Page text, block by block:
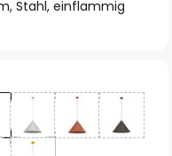
Stahl, einflammig